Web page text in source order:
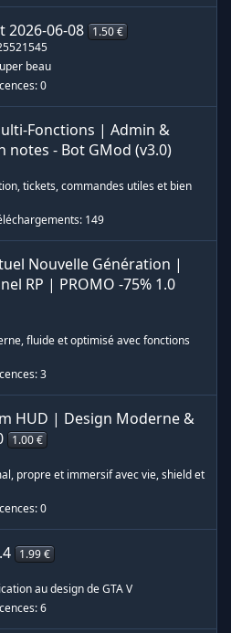
2026-06-08 1.50 €
beau
0
Fonctions | Admin &
notes - Bot GMod (v3.0)
tickets, commandes utiles et bien
149
Nouvelle Génération |
RP | PROMO -75% 1.0
fluide et optimisé avec fonctions
3
HUD | Design Moderne &
1.00 €
propre et immersif avec vie, shield et
0
1.99 €
au design de GTA V
6